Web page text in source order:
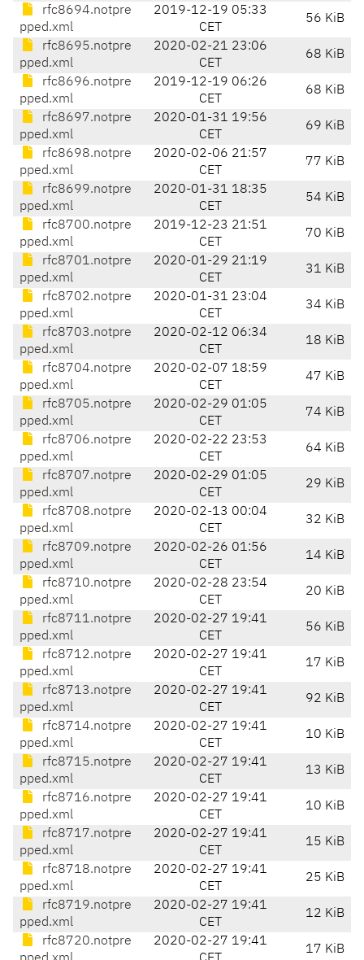
rfc8694.notpre
pped.xml
2019-12-19 05:33
CET
56 KiB
rfc8695.notpre
pped.xml
2020-02-21 23:06
CET
68 KiB
rfc8696.notpre
pped.xml
2019-12-19 06:26
CET
68 KiB
rfc8697.notpre
pped.xml
2020-01-31 19:56
CET
69 KiB
rfc8698.notpre
pped.xml
2020-02-06 21:57
CET
77 KiB
rfc8699.notpre
pped.xml
2020-01-31 18:35
CET
54 KiB
rfc8700.notpre
pped.xml
2019-12-23 21:51
CET
70 KiB
rfc8701.notpre
pped.xml
2020-01-29 21:19
CET
31 KiB
rfc8702.notpre
pped.xml
2020-01-31 23:04
CET
34 KiB
rfc8703.notpre
pped.xml
2020-02-12 06:34
CET
18 KiB
rfc8704.notpre
pped.xml
2020-02-07 18:59
CET
47 KiB
rfc8705.notpre
pped.xml
2020-02-29 01:05
CET
74 KiB
rfc8706.notpre
pped.xml
2020-02-22 23:53
CET
64 KiB
rfc8707.notpre
pped.xml
2020-02-29 01:05
CET
29 KiB
rfc8708.notpre
pped.xml
2020-02-13 00:04
CET
32 KiB
rfc8709.notpre
pped.xml
2020-02-26 01:56
CET
14 KiB
rfc8710.notpre
pped.xml
2020-02-28 23:54
CET
20 KiB
rfc8711.notpre
pped.xml
2020-02-27 19:41
CET
56 KiB
rfc8712.notpre
pped.xml
2020-02-27 19:41
CET
17 KiB
rfc8713.notpre
pped.xml
2020-02-27 19:41
CET
92 KiB
rfc8714.notpre
pped.xml
2020-02-27 19:41
CET
10 KiB
rfc8715.notpre
pped.xml
2020-02-27 19:41
CET
13 KiB
rfc8716.notpre
pped.xml
2020-02-27 19:41
CET
10 KiB
rfc8717.notpre
pped.xml
2020-02-27 19:41
CET
15 KiB
rfc8718.notpre
pped.xml
2020-02-27 19:41
CET
25 KiB
rfc8719.notpre
pped.xml
2020-02-27 19:41
CET
12 KiB
rfc8720.notpre
2020-02-27 19:41
17 KiB